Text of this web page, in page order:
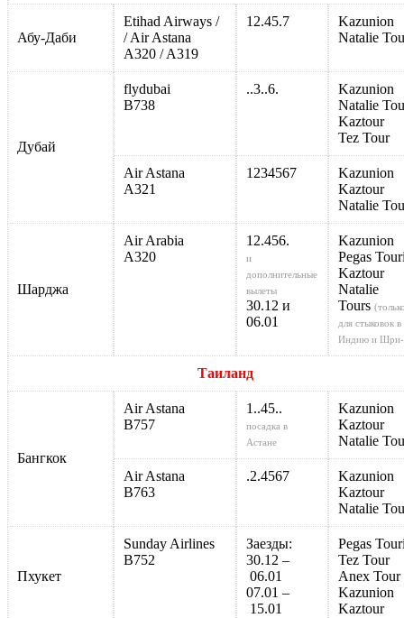
Абу-Даби
Etihad Airways /
/ Air Astana
A320 / A319
12.45.7
Kazunion
Natalie
Дубай
flydubai
B738
..3..6.
Kazunion
Natalie
Kaztour
Tez Tour
Air Astana
A321
1234567
Kazunion
Kaztour
Natalie
Шарджа
Air Arabia
А320
12.456.
и
дополнительные
вылеты
30.12 и
06.01
Kazunion
Pegas
Kaztour
Natalie
Tours
для стыковок в
Индию и Шри-
Таиланд
Бангкок
Air Astana
B757
1..45..
посадка в
Астане
Kazunion
Kaztour
Natalie
Air Astana
В763
.2.4567
Kazunion
Kaztour
Natalie
Пхукет
Sunday Airlines
B752
Заезды:
30.12 –
06.01
07.01 –
15.01
Pegas
Tez Tour
Anex Tour
Kazunion
Kaztour